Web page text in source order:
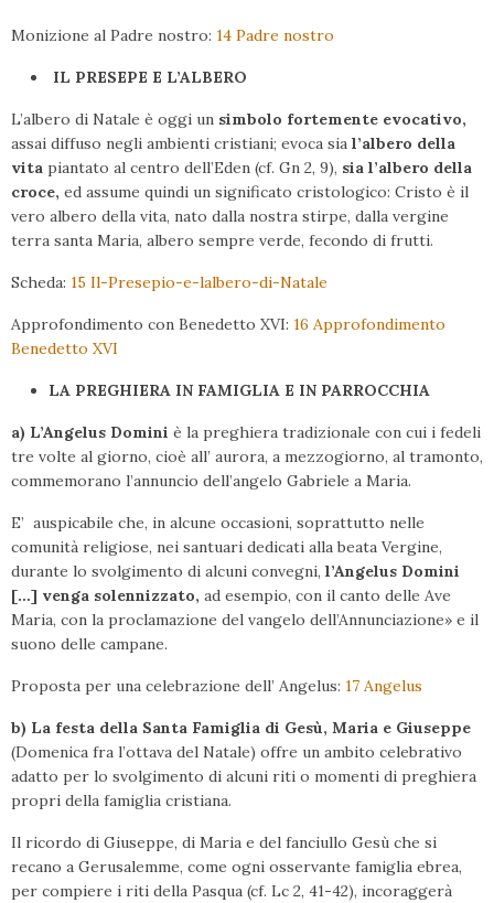
Monizione al Padre nostro: 14 Padre nostro
IL PRESEPE E L’ALBERO
L’albero di Natale è oggi un simbolo fortemente evocativo,
assai diffuso negli ambienti cristiani; evoca sia l’albero della
vita piantato al centro dell’Eden (cf. Gn 2, 9), sia l’albero della
croce, ed assume quindi un significato cristologico: Cristo è il
vero albero della vita, nato dalla nostra stirpe, dalla vergine
terra santa Maria, albero sempre verde, fecondo di frutti.
Scheda: 15 Il-Presepio-e-lalbero-di-Natale
Approfondimento con Benedetto XVI: 16 Approfondimento
Benedetto XVI
LA PREGHIERA IN FAMIGLIA E IN PARROCCHIA
a) L’Angelus Domini è la preghiera tradizionale con cui i fedeli
tre volte al giorno, cioè all’ aurora, a mezzogiorno, al tramonto,
commemorano l’annuncio dell’angelo Gabriele a Maria.
E’ auspicabile che, in alcune occasioni, soprattutto nelle
comunità religiose, nei santuari dedicati alla beata Vergine,
durante lo svolgimento di alcuni convegni, l’Angelus Domini
[…] venga solennizzato, ad esempio, con il canto delle Ave
Maria, con la proclamazione del vangelo dell’Annunciazione» e il
suono delle campane.
Proposta per una celebrazione dell’ Angelus: 17 Angelus
b) La festa della Santa Famiglia di Gesù, Maria e Giuseppe
(Domenica fra l’ottava del Natale) offre un ambito celebrativo
adatto per lo svolgimento di alcuni riti o momenti di preghiera
propri della famiglia cristiana.
Il ricordo di Giuseppe, di Maria e del fanciullo Gesù che si
recano a Gerusalemme, come ogni osservante famiglia ebrea,
per compiere i riti della Pasqua (cf. Lc 2, 41-42), incoraggerà